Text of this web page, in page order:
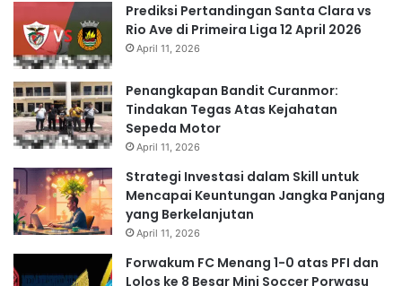
Prediksi Pertandingan Santa Clara vs
Rio Ave di Primeira Liga 12 April 2026
April 11, 2026
Penangkapan Bandit Curanmor:
Tindakan Tegas Atas Kejahatan
Sepeda Motor
April 11, 2026
Strategi Investasi dalam Skill untuk
Mencapai Keuntungan Jangka Panjang
yang Berkelanjutan
April 11, 2026
Forwakum FC Menang 1-0 atas PFI dan
Lolos ke 8 Besar Mini Soccer Porwasu